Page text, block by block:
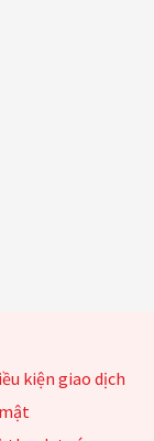
kiện giao dịch